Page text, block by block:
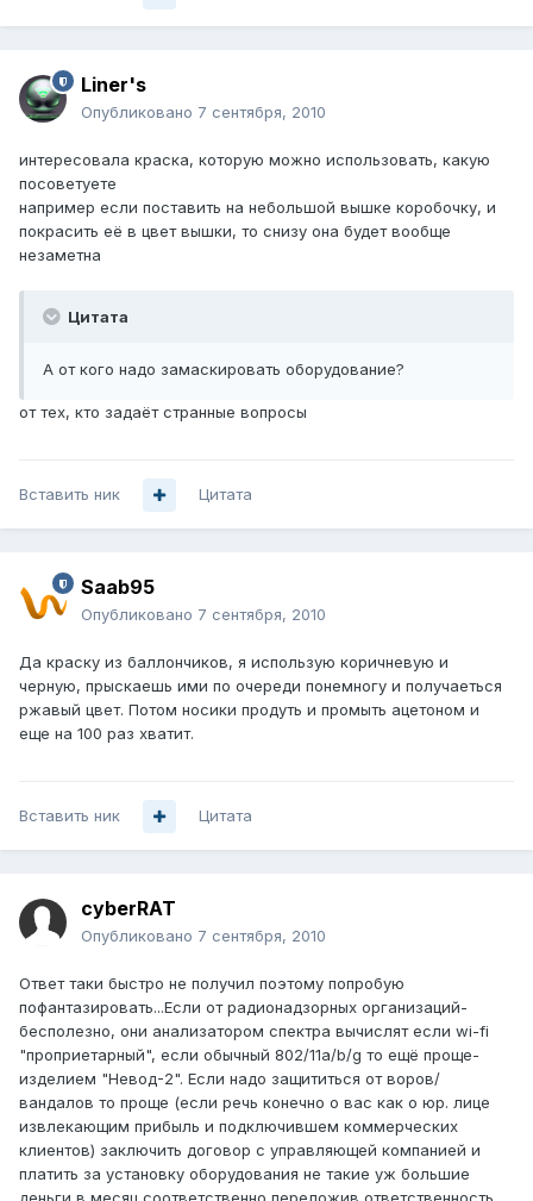
Liner's
Опубликовано 7 сентября, 2010
интересовала краска, которую можно использовать, какую
посоветуете
например если поставить на небольшой вышке коробочку, и
покрасить её в цвет вышки, то снизу она будет вообще
незаметна
Цитата
А от кого надо замаскировать оборудование?
от тех, кто задаёт странные вопросы
Вставить ник Цитата
Saab95
Опубликовано 7 сентября, 2010
Да краску из баллончиков, я использую коричневую и
черную, прыскаешь ими по очереди понемногу и получаеться
ржавый цвет. Потом носики продуть и промыть ацетоном и
еще на 100 раз хватит.
Вставить ник Цитата
cyberRAT
Опубликовано 7 сентября, 2010
Ответ таки быстро не получил поэтому попробую
пофантазировать...Если от радионадзорных организаций-
бесполезно, они анализатором спектра вычислят если wi-fi
"проприетарный", если обычный 802/11a/b/g то ещё проще-
изделием "Невод-2". Если надо защититься от воров/
вандалов то проще (если речь конечно о вас как о юр. лице
извлекающим прибыль и подключившем коммерческих
клиентов) заключить договор с управляющей компанией и
платить за установку оборудования не такие уж большие